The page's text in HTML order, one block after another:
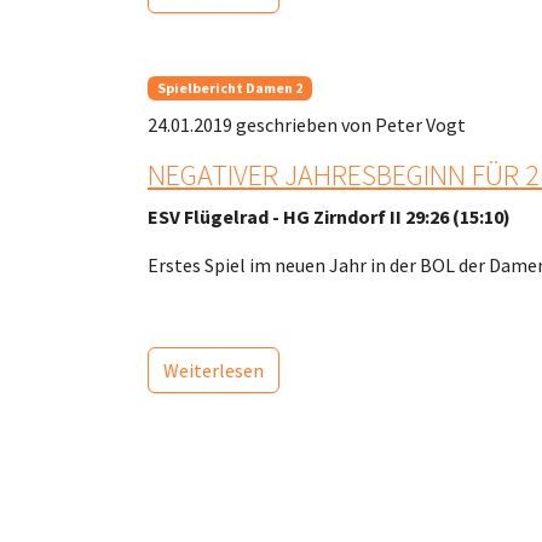
Spielbericht Damen 2
24.01.2019 geschrieben von Peter Vogt
NEGATIVER JAHRESBEGINN FÜR
ESV Flügelrad - HG Zirndorf II 29:26 (15:10)
Erstes Spiel im neuen Jahr in der BOL der
Weiterlesen